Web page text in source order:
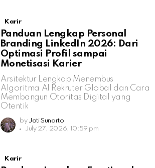
Karir
Panduan Lengkap Personal
Branding LinkedIn 2026: Dari
Optimasi Profil sampai
Monetisasi Karier
Arsitektur Lengkap Menembus
Algoritma AI Rekruter Global dan Cara
Membangun Otoritas Digital yang
Otentik
by Jati Sunarto
July 27, 2026, 10:59 pm
Karir